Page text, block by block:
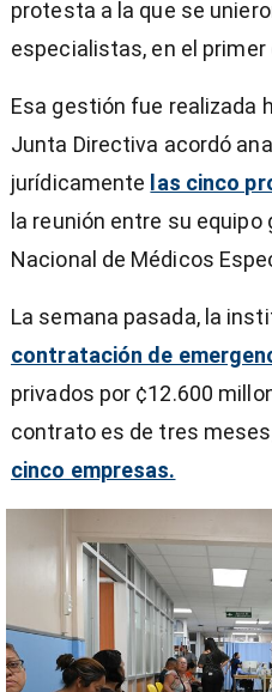
protesta a la que se
especialistas, en el
Esa gestión fue realizada
Junta Directiva acordó
jurídicamente las cinco
la reunión entre su
Nacional de Médicos
La semana pasada, la
contratación de
privados por ¢12.600
contrato es de tres
cinco empresas.